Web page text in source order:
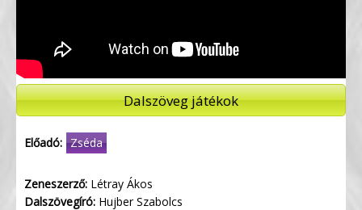
Dalszöveg játékok
Előadó: Zséda
Zeneszerző: Létray Ákos
Dalszövegíró: Hujber Szabolcs